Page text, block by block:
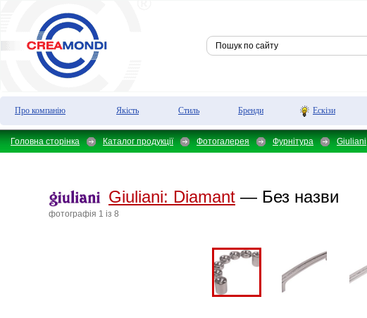
Про компанію Якість Стиль Бренди Ескізи
Головна сторінка Каталог продукції Фотогалерея Фурнітура Giuliani
Giuliani: Diamant — Без назви
фотографiя 1 iз 8